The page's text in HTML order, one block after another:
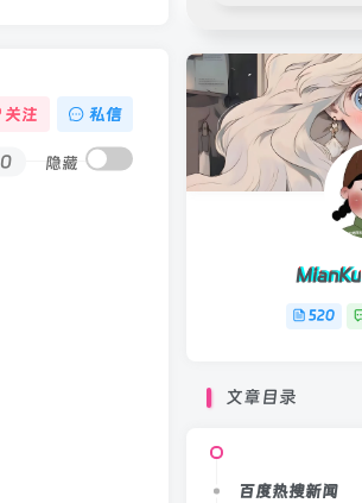
关注 私信
0 隐藏
MianKu
520
文章目录
百度热搜新闻